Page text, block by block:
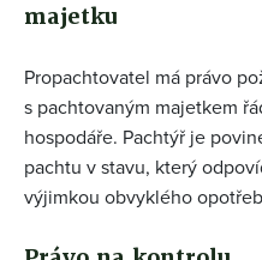
majetku
Propachtovatel má právo
s pachtovaným majetkem
hospodáře. Pachtýř je
pachtu v stavu, který
výjimkou obvyklého